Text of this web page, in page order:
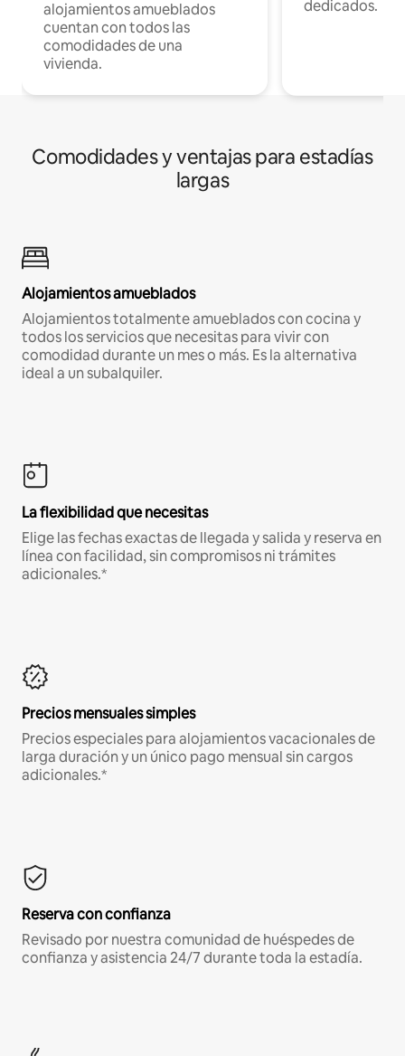
alojamientos amueblados
cuentan con todos las
comodidades de una
vivienda.
dedicados.
Comodidades y ventajas para estadías
largas
Alojamientos amueblados
Alojamientos totalmente amueblados con cocina y
todos los servicios que necesitas para vivir con
comodidad durante un mes o más. Es la alternativa
ideal a un subalquiler.
La flexibilidad que necesitas
Elige las fechas exactas de llegada y salida y reserva en
línea con facilidad, sin compromisos ni trámites
adicionales.*
Precios mensuales simples
Precios especiales para alojamientos vacacionales de
larga duración y un único pago mensual sin cargos
adicionales.*
Reserva con confianza
Revisado por nuestra comunidad de huéspedes de
confianza y asistencia 24/7 durante toda la estadía.